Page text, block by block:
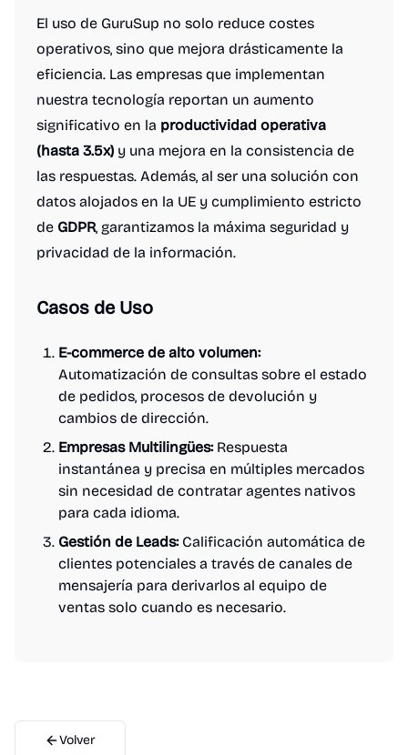
El uso de GuruSup no solo reduce costes
operativos, sino que mejora drásticamente la
eficiencia. Las empresas que implementan
nuestra tecnología reportan un aumento
significativo en la productividad operativa
(hasta 3.5x) y una mejora en la consistencia de
las respuestas. Además, al ser una solución con
datos alojados en la UE y cumplimiento estricto
de GDPR, garantizamos la máxima seguridad y
privacidad de la información.
Casos de Uso
E-commerce de alto volumen:
Automatización de consultas sobre el estado
de pedidos, procesos de devolución y
cambios de dirección.
Empresas Multilingües:Respuesta
instantánea y precisa en múltiples mercados
sin necesidad de contratar agentes nativos
para cada idioma.
Gestión de Leads:Calificación automática de
clientes potenciales a través de canales de
mensajería para derivarlos al equipo de
ventas solo cuando es necesario.
Volver